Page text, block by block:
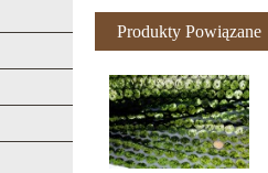
Produkty Powiązane